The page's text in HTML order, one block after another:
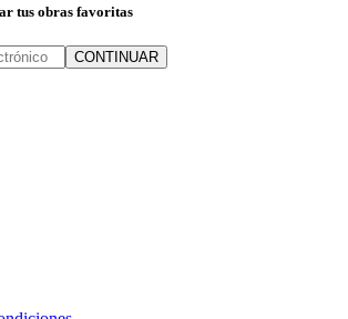
tus obras favoritas
CONTINUAR